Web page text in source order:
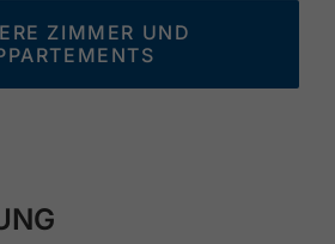
ZIMMER UND